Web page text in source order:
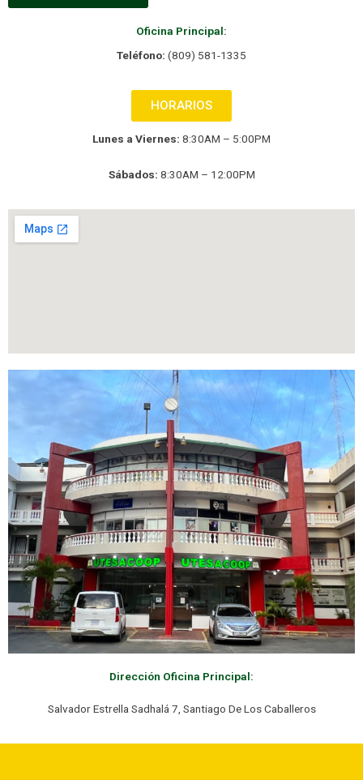
Oficina Principal:
Teléfono: (809) 581-1335
HORARIOS
Lunes a Viernes: 8:30AM – 5:00PM
Sábados: 8:30AM – 12:00PM
Dirección Oficina Principal:
Salvador Estrella Sadhalá 7, Santiago De Los Caballeros